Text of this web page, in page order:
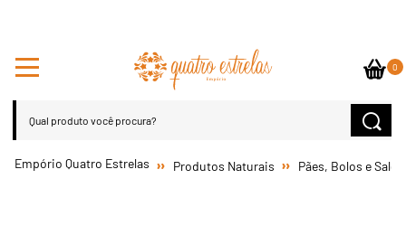
0
Produtos Naturais Pães, Bolos e